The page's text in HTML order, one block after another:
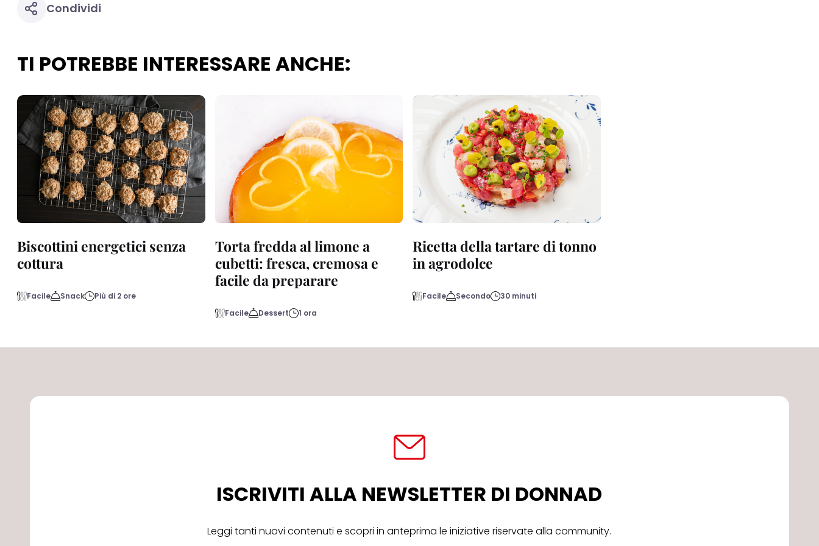
Condividi
TI POTREBBE INTERESSARE ANCHE:
Biscottini energetici senza
cottura
Facile Snack Più di 2 ore
Torta fredda al limone a
cubetti: fresca, cremosa e
facile da preparare
Facile Dessert 1 ora
Ricetta della tartare di tonno
in agrodolce
Facile Secondo 30 minuti
ISCRIVITI ALLA NEWSLETTER DI DONNAD
Leggi tanti nuovi contenuti e scopri in anteprima le iniziative riservate alla community.